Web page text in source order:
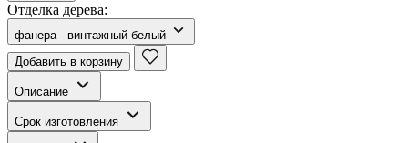
Отделка дерева:
фанера - винтажный белый
Добавить в корзину
Описание
Срок изготовления